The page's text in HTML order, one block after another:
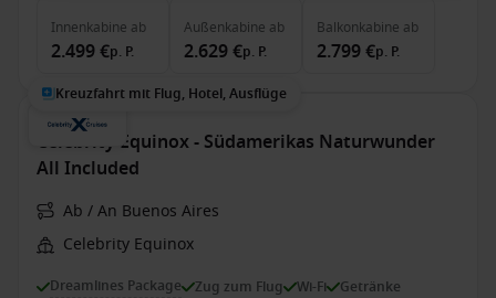
Innenkabine ab
2.499 €p. P.
Außenkabine ab
2.629 €p. P.
Balkonkabine ab
2.799 €p. P.
Kreuzfahrt mit Flug, Hotel, Ausflüge
Celebrity Equinox - Südamerikas Naturwunder
All Included
Ab / An Buenos Aires
Celebrity Equinox
Dreamlines Package Zug zum Flug Wi-Fi Getränke